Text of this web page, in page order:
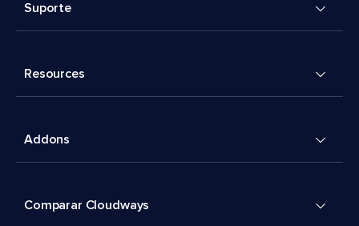
Suporte
Resources
Addons
Comparar Cloudways